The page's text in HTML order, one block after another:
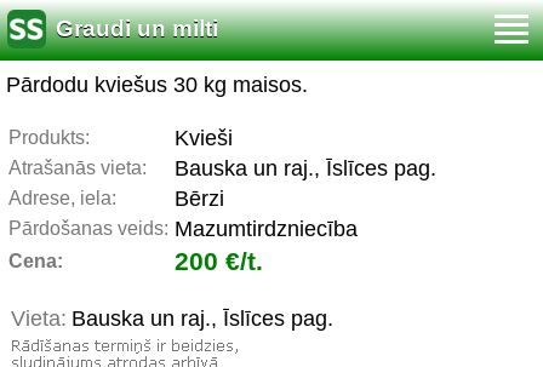
Graudi un milti
Pārdodu kviešus 30 kg maisos.
Produkts: Kvieši
Atrašanās vieta: Bauska un raj., Īslīces pag.
Adrese, iela: Bērzi
Pārdošanas veids: Mazumtirdzniecība
Cena: 200 €/t.
Vieta: Bauska un raj., Īslīces pag.